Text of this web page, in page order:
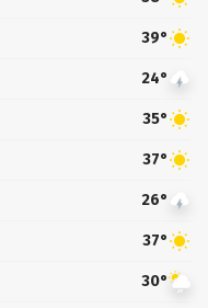
39°
24°
35°
37°
26°
37°
30°